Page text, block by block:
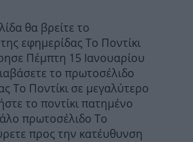
θα βρείτε το
εφημερίδας Το Ποντίκι
Πέμπτη 15 Ιανoυαρίου
το πρωτοσέλιδο
Το Ποντίκι σε μεγαλύτερο
το ποντίκι πατημένο
πρωτοσέλιδο Το
προς την κατέυθυνση